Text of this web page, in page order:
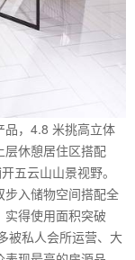
，4.8 米挑高立体
休憩居住区搭配
五云山山景视野。
步入储物空间搭配全
得使用面积突破
被私人会所运营、大